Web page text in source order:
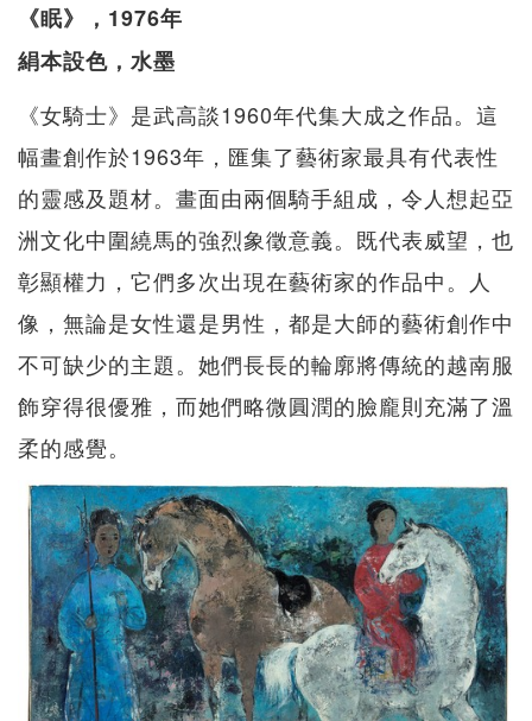
《眠》，1976年
絹本設色，水墨
《女騎士》是武高談1960年代集大成之作品。這
幅畫創作於1963年，匯集了藝術家最具有代表性
的靈感及題材。畫面由兩個騎手組成，令人想起亞
洲文化中圍繞馬的強烈象徵意義。既代表威望，也
彰顯權力，它們多次出現在藝術家的作品中。人
像，無論是女性還是男性，都是大師的藝術創作中
不可缺少的主題。她們長長的輪廓將傳統的越南服
飾穿得很優雅，而她們略微圓潤的臉龐則充滿了溫
柔的感覺。